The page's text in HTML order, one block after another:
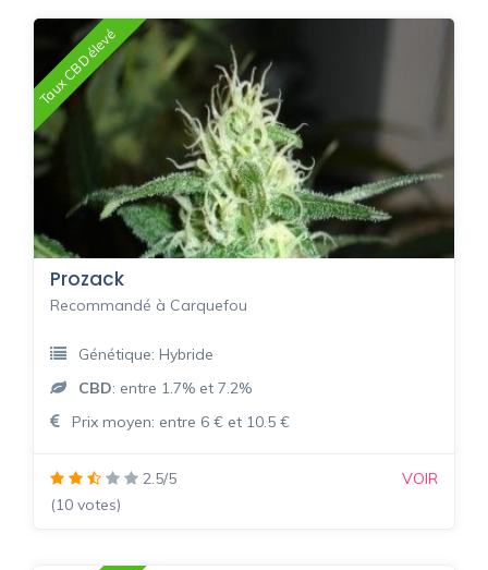
Taux CBD élevé
Prozack
Recommandé à Carquefou
Génétique: Hybride
CBD: entre 1.7% et 7.2%
Prix moyen: entre 6 € et 10.5 €
2.5/5
(10 votes)
VOIR